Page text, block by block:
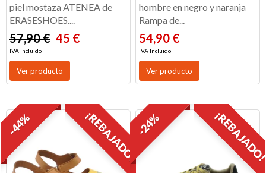
piel mostaza ATENEA de
ERASESHOES....
57,90 € 45 €
IVA Incluido
Ver producto
hombre en negro y naranja
Rampa de...
54,90 €
IVA Incluido
Ver producto
¡REBAJADO!
-44% -24%